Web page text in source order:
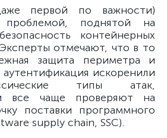
первой по важности)
проблемой, поднятой на
контейнерных
отмечают, что в то
защита периметра и
искоренили
типы атак,
все чаще проверяют на
поставки программного
supply chain, SSC).